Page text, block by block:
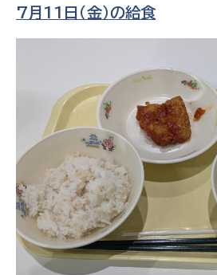
7月11日（金）の給食